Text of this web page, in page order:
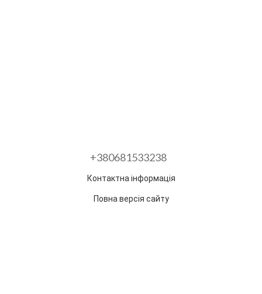
+380681533238
Контактна інформація
Повна версія сайту